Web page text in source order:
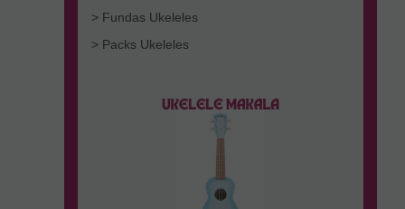
> Fundas Ukeleles
> Packs Ukeleles